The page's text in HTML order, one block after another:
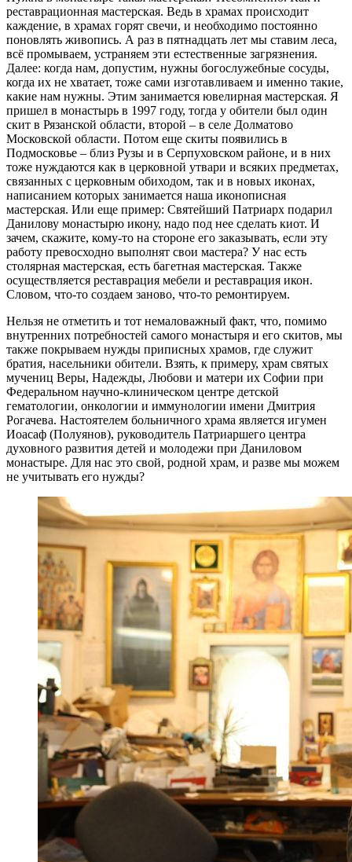
реставрационная мастерская. Ведь в храмах происходит
каждение, в храмах горят свечи, и необходимо постоянно
поновлять живопись. А раз в пятнадцать лет мы ставим леса,
всё промываем, устраняем эти естественные загрязнения.
Далее: когда нам, допустим, нужны богослужебные сосуды,
когда их не хватает, тоже сами изготавливаем и именно такие,
какие нам нужны. Этим занимается ювелирная мастерская. Я
пришел в монастырь в 1997 году, тогда у обители был один
скит в Рязанской области, второй – в селе Долматово
Московской области. Потом еще скиты появились в
Подмосковье – близ Рузы и в Серпуховском районе, и в них
тоже нуждаются как в церковной утвари и всяких предметах,
связанных с церковным обиходом, так и в новых иконах,
написанием которых занимается наша иконописная
мастерская. Или еще пример: Святейший Патриарх подарил
Данилову монастырю икону, надо под нее сделать киот. И
зачем, скажите, кому-то на стороне его заказывать, если эту
работу превосходно выполнят свои мастера? У нас есть
столярная мастерская, есть багетная мастерская. Также
осуществляется реставрация мебели и реставрация икон.
Словом, что-то создаем заново, что-то ремонтируем.
Нельзя не отметить и тот немаловажный факт, что, помимо
внутренних потребностей самого монастыря и его скитов, мы
также покрываем нужды приписных храмов, где служит
братия, насельники обители. Взять, к примеру, храм святых
мучениц Веры, Надежды, Любови и матери их Софии при
Федеральном научно-клиническом центре детской
гематологии, онкологии и иммунологии имени Дмитрия
Рогачева. Настоятелем больничного храма является игумен
Иоасаф (Полуянов), руководитель Патриаршего центра
духовного развития детей и молодежи при Даниловом
монастыре. Для нас это свой, родной храм, и разве мы можем
не учитывать его нужды?